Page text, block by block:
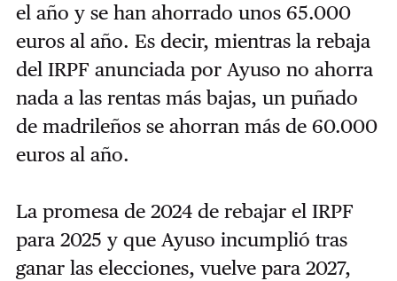
el año y se han ahorrado unos 65.000
euros al año. Es decir, mientras la rebaja
del IRPF anunciada por Ayuso no ahorra
nada a las rentas más bajas, un puñado
de madrileños se ahorran más de 60.000
euros al año.
La promesa de 2024 de rebajar el IRPF
para 2025 y que Ayuso incumplió tras
ganar las elecciones, vuelve para 2027,